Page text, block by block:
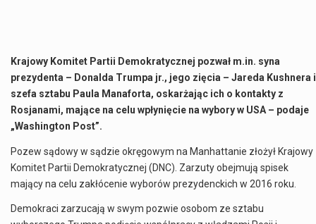
Krajowy Komitet Partii Demokratycznej pozwał m.in. syna
prezydenta – Donalda Trumpa jr., jego zięcia – Jareda Kushnera i
szefa sztabu Paula Manaforta, oskarżając ich o kontakty z
Rosjanami, mające na celu wpłynięcie na wybory w USA – podaje
„Washington Post”.
Pozew sądowy w sądzie okręgowym na Manhattanie złożył Krajowy
Komitet Partii Demokratycznej (DNC). Zarzuty obejmują spisek
mający na celu zakłócenie wyborów prezydenckich w 2016 roku.
Demokraci zarzucają w swym pozwie osobom ze sztabu